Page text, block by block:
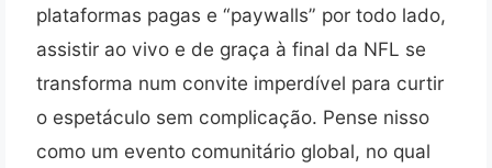
plataformas pagas e “paywalls” por todo lado,
assistir ao vivo e de graça à final da NFL se
transforma num convite imperdível para curtir
o espetáculo sem complicação. Pense nisso
como um evento comunitário global, no qual